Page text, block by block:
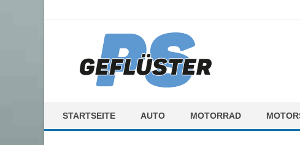
STARTSEITE AUTO MOTORRAD